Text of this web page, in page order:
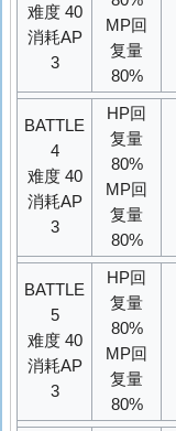
难度 40
消耗AP
3
MP回
复量
80%
BATTLE
4
难度 40
消耗AP
3
HP回
复量
80%
MP回
复量
80%
BATTLE
5
难度 40
消耗AP
3
HP回
复量
80%
MP回
复量
80%